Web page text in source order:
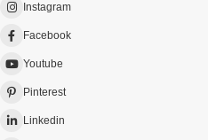
Instagram
Facebook
Youtube
Pinterest
Linkedin